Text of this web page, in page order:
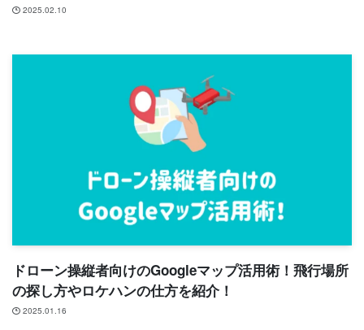
2025.02.10
ドローン操縦者向けのGoogleマップ活用術！飛行場所
の探し方やロケハンの仕方を紹介！
2025.01.16